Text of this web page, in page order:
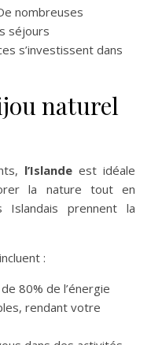
nombreuses
séjours
s’investissent dans
naturel
l’Islandeest idéale
la nature tout en
Islandais prennent la
:
80% de l’énergie
rendant votre